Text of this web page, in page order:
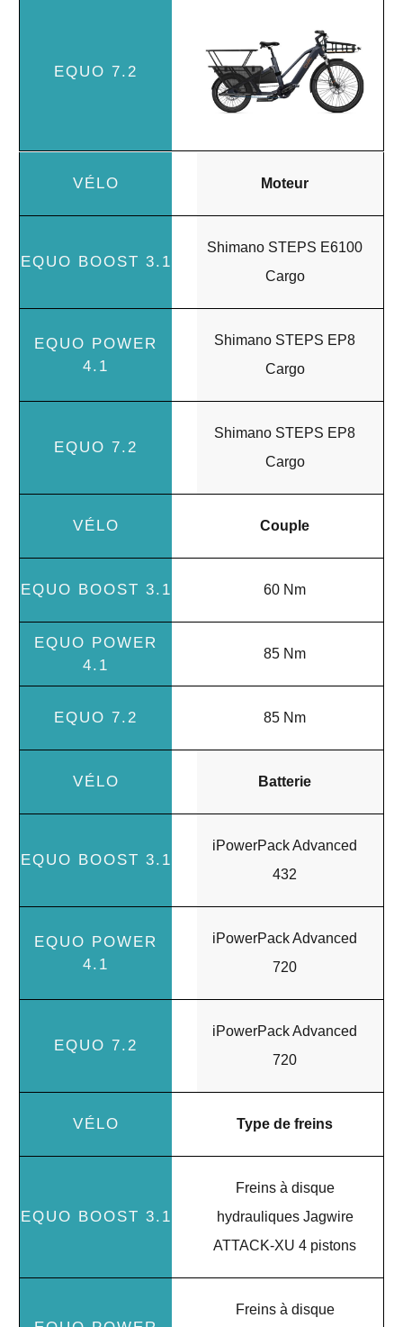
Moteur
Shimano STEPS E6100
Cargo
Shimano STEPS EP8
Cargo
Shimano STEPS EP8
Cargo
Couple
60 Nm
85 Nm
85 Nm
Batterie
iPowerPack Advanced
432
iPowerPack Advanced
720
iPowerPack Advanced
720
Type de freins
Freins à disque
hydrauliques Jagwire
ATTACK-XU 4 pistons
Freins à disque